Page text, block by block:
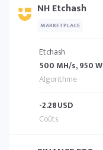
NH Etchash
MARKETPLACE
Etchash
500 MH/s, 950 W
-2.28USD